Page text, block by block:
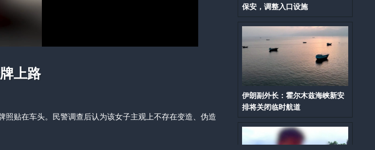
上路
贴在车头。民警调查后认为该女子主观上不存在变造、伪造
保安，调整入口设施
伊朗副外长：霍尔木兹海峡新安
排将关闭临时航道